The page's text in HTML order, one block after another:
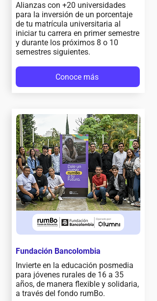
Alianzas con +20 universidades
para la inversión de un porcentaje
de tu matrícula universitaria al
iniciar tu carrera en primer semestre
y durante los próximos 8 o 10
semestres siguientes.
Conoce más
Fundación Bancolombia
Invierte en la educación posmedia
para jóvenes rurales de 16 a 35
años, de manera flexible y solidaria,
a través del fondo rumBo.